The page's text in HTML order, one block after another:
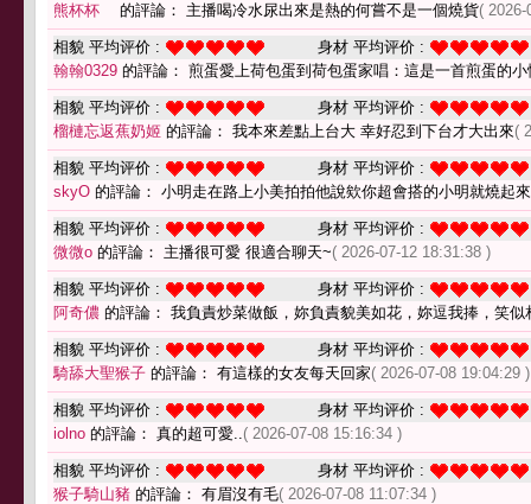
熊杯杯
的評論： 主播喝冷水尿出來是熱的何嘗不是一個燒貨(
相貌 平均评价 :
身材 平均评价 :
翰翰0329 的評論： 煎蛋愛上荷包蛋到荷包蛋家唱：這是一首煎蛋的小
相貌 平均评价 :
身材 平均评价 :
榴槤忘返蕉奶姬 的評論： 我本來差點上台大 幸好忍到下台才大出來(
相貌 平均评价 :
身材 平均评价 :
skyO 的評論： 小明走在路上小美拍拍他說欸你超會搭的小明就燒起
相貌 平均评价 :
身材 平均评价 :
微微o 的評論： 主播很可愛 很適合聊天~( 2026-07-12 18:31:38 )
相貌 平均评价 :
身材 平均评价 :
阿奇儂 的評論： 我負責炒菜做飯，妳負責貌美如花，妳逗我捧，笑似
相貌 平均评价 :
身材 平均评价 :
騎舔大聖猴子 的評論： 有這樣的女友每天回家( 2026-07-08 19:04:29 )
相貌 平均评价 :
身材 平均评价 :
iolno 的評論： 真的超可愛..( 2026-07-08 15:16:34 )
相貌 平均评价 :
身材 平均评价 :
猴子騎山豬 的評論： 有眉沒有毛( 2026-07-08 11:07:34 )